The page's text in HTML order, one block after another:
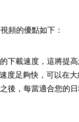
頻的優點如下：
下載速度，這將提
度足夠快，可以在大
後，每當適合您的